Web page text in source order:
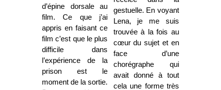
d’épine dorsale au
film. Ce que j’ai
appris en faisant ce
film c’est que le plus
difficile dans
l’expérience de la
prison est le
moment de la sortie.
gestuelle. En voyant
Lena, je me suis
trouvée à la fois au
cœur du sujet et en
face d’une
chorégraphe qui
avait donné à tout
cela une forme très